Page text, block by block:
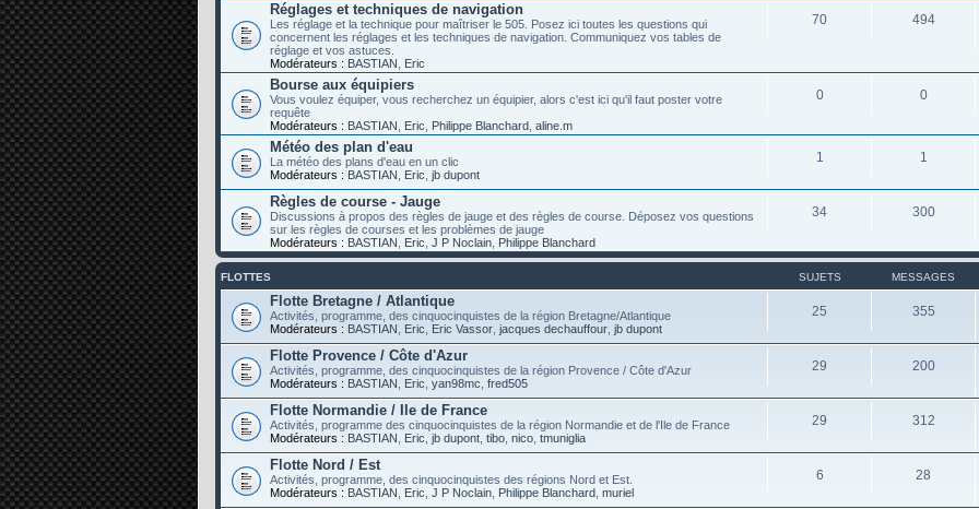
Réglages et techniques de navigation
Les réglage et la technique pour maîtriser le 505. Posez ici toutes les questions qui
concernent les réglages et les techniques de navigation. Communiquez vos tables de
réglage et vos astuces.
Modérateurs : BASTIAN Eric
70 494
Bourse aux équipiers
Vous voulez équiper, vous recherchez un équipier, alors c'est ici qu'il faut poster votre
requête
Modérateurs : BASTIAN Eric Philippe Blanchard aline.m
0 0
Météo des plan d'eau
La météo des plans d'eau en un clic
Modérateurs : BASTIAN Eric jb dupont
1 1
Règles de course - Jauge
Discussions à propos des règles de jauge et des règles de course. Déposez vos questions
sur les règles de courses et les problèmes de jauge
Modérateurs : BASTIAN Eric J P Noclain Philippe Blanchard
34 300
FLOTTES SUJETS MESSAGES
Flotte Bretagne / Atlantique
Activités, programme, des cinquocinquistes de la région Bretagne/Atlantique
Modérateurs : BASTIAN Eric Eric Vassor jacques dechauffour jb dupont
25 355
Flotte Provence / Côte d'Azur
Activités, programme, des cinquocinquistes de la région Provence / Côte d'Azur
Modérateurs : BASTIAN Eric yan98mc fred505
29 200
Flotte Normandie / Ile de France
Activités, programme des cinquocinquistes de la région Normandie et de l'Ile de France
Modérateurs : BASTIAN Eric jb dupont tibo nico tmuniglia
29 312
Flotte Nord / Est
Activités, programme, des cinquocinquistes des régions Nord et Est.
Modérateurs : BASTIAN Eric J P Noclain Philippe Blanchard muriel
6 28